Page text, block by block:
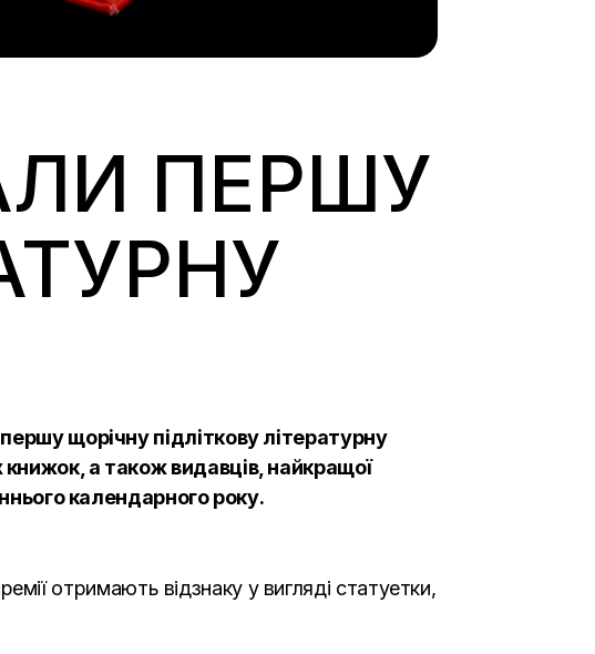
ПЕРШУ
щорічну підліткову літературну
а також видавців, найкращої
календарного року.
отримають відзнаку у вигляді статуетки,